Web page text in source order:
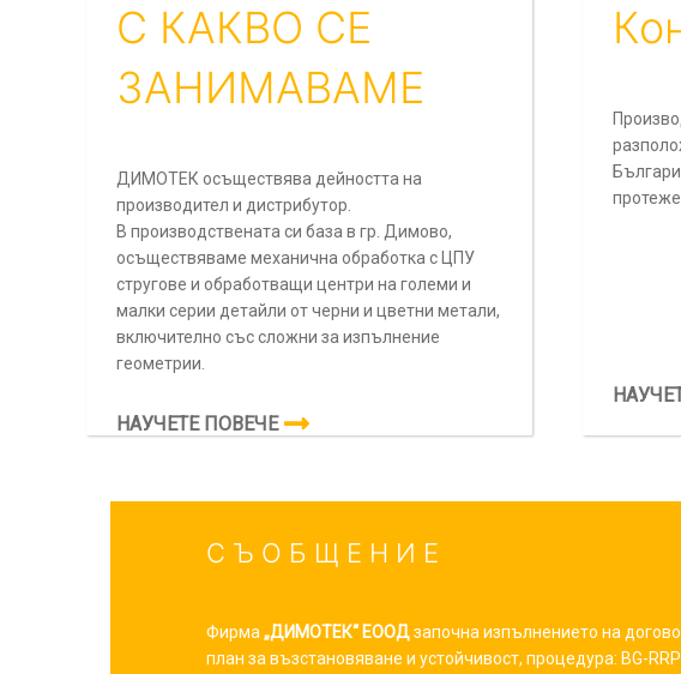
С КАКВО СЕ
ЗАНИМАВАМЕ
ДИМОТЕК осъществява дейността на
производител и дистрибутор.
В производствената си база в гр. Димово,
осъществяваме механична обработка с ЦПУ
стругове и обработващи центри на големи и
малки серии детайли от черни и цветни метали,
включително със сложни за изпълнение
геометрии.
НАУЧЕТЕ ПОВЕЧЕ
С Ъ О Б Щ Е Н И Е
Фирма„ДИМОТЕК“ ЕООДзапочна изпълнението на
план за възстановяване и устойчивост, процедура: BG-